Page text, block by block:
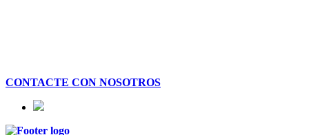
CONTACTE CON NOSOTROS